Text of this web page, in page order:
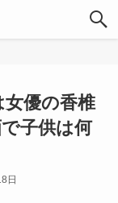
優の香椎
子供は何
日